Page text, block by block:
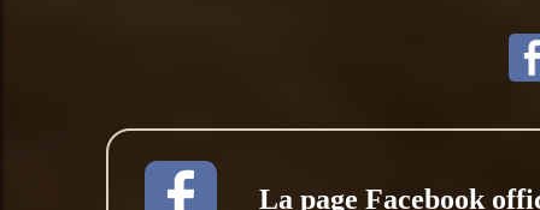
La page Facebook